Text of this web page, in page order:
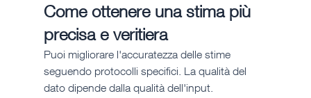
Come ottenere una stima più
precisa e veritiera
Puoi migliorare l'accuratezza delle stime
seguendo protocolli specifici. La qualità del
dato dipende dalla qualità dell'input.